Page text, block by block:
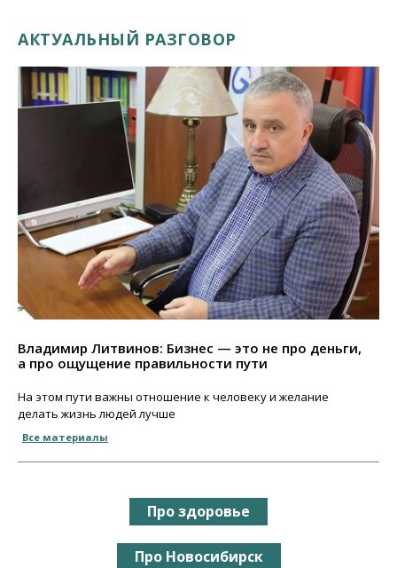
АКТУАЛЬНЫЙ РАЗГОВОР
Владимир Литвинов: Бизнес — это не про деньги,
а про ощущение правильности пути
На этом пути важны отношение к человеку и желание
делать жизнь людей лучше
Все материалы
Про здоровье
Про Новосибирск